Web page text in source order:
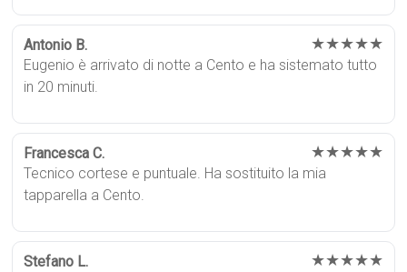
Antonio B. ★★★★★
Eugenio è arrivato di notte a Cento e ha sistemato tutto
in 20 minuti.
Francesca C. ★★★★★
Tecnico cortese e puntuale. Ha sostituito la mia
tapparella a Cento.
Stefano L. ★★★★★